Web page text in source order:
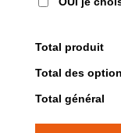
Total produit
Total des
Total général